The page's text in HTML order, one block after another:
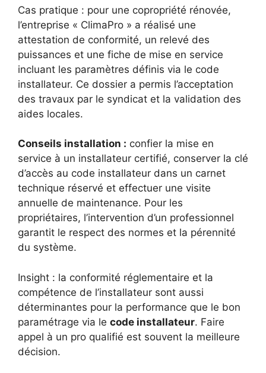
Cas pratique : pour une copropriété rénovée,
l’entreprise « ClimaPro » a réalisé une
attestation de conformité, un relevé des
puissances et une fiche de mise en service
incluant les paramètres définis via le code
installateur. Ce dossier a permis l’acceptation
des travaux par le syndicat et la validation des
aides locales.
Conseils installation : confier la mise en
service à un installateur certifié, conserver la clé
d’accès au code installateur dans un carnet
technique réservé et effectuer une visite
annuelle de maintenance. Pour les
propriétaires, l’intervention d’un professionnel
garantit le respect des normes et la pérennité
du système.
Insight : la conformité réglementaire et la
compétence de l’installateur sont aussi
déterminantes pour la performance que le bon
paramétrage via le code installateur. Faire
appel à un pro qualifié est souvent la meilleure
décision.